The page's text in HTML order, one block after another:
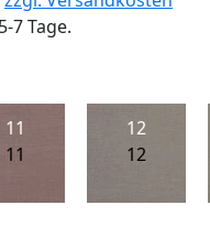
7 Tage.
11
11
12
12